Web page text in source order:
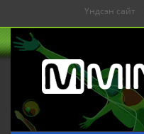
Үндсэн сайт